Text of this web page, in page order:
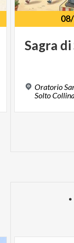
Sagra di
Oratorio
Solto